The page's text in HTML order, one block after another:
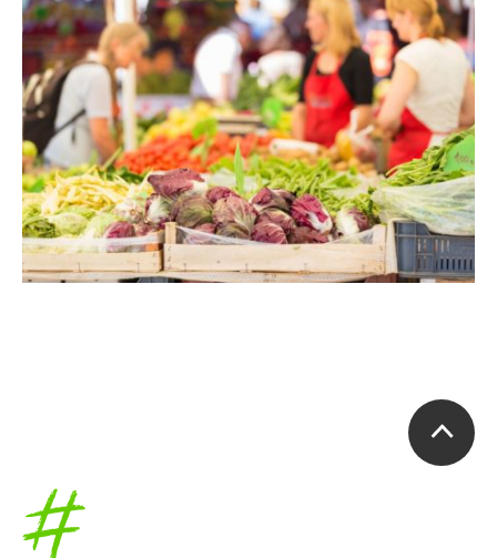
Accueil